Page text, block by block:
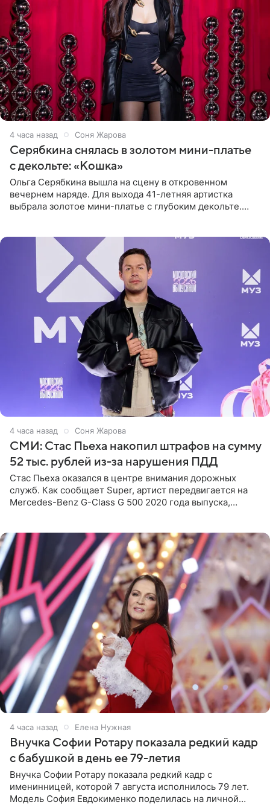
4 часа назад Соня Жарова
Серябкина снялась в золотом мини-платье
с декольте: «Кошка»
Ольга Серябкина вышла на сцену в откровенном
вечернем наряде. Для выхода 41-летняя артистка
выбрала золотое мини-платье с глубоким декольте.
4 часа назад Соня Жарова
СМИ: Стас Пьеха накопил штрафов на сумму
52 тыс. рублей из-за нарушения ПДД
Стас Пьеха оказался в центре внимания дорожных
служб. Как сообщает Super, артист передвигается на
Mercedes-Benz G-Class G 500 2020 года выпуска,
4 часа назад Елена Нужная
Внучка Софии Ротару показала редкий кадр
с бабушкой в день ее 79-летия
Внучка Софии Ротару показала редкий кадр с
именинницей, которой 7 августа исполнилось 79 лет.
Модель София Евдокименко поделилась на личной